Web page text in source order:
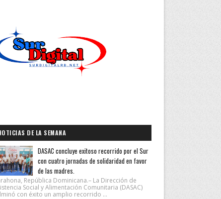
DE LA SEMANA
DASAC concluye exitoso recorrido por el Sur
con cuatro jornadas de solidaridad en favor
de las madres.
República Dominicana.– La Dirección de
Social y Alimentación Comunitaria (DASAC)
con éxito un amplio recorrido ...